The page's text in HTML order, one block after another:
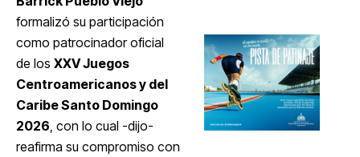
formalizó su participación
como patrocinador oficial
de los XXV Juegos
Centroamericanos y del
Caribe Santo Domingo
2026 , con lo cual -dijo-
reafirma su compromiso con